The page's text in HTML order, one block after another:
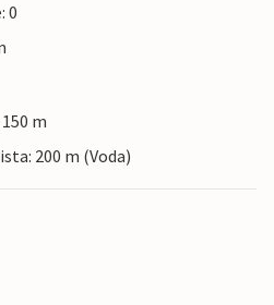
0
m
200 m (Voda)